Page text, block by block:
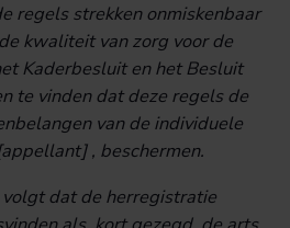
regels strekken onmiskenbaar
kwaliteit van zorg voor de
Kaderbesluit en het Besluit
te vinden dat deze regels de
van de individuele
, beschermen.
dat de herregistratie